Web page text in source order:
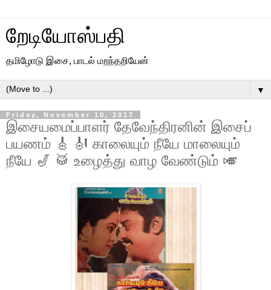
றேடியோஸ்பதி
தமிழோடு இசை, பாடல் மறந்தறியேன்
▼
Friday, November 10, 2017
இசையமைப்பாளர் தேவேந்திரனின் இசைப்
பயணம் 🎸 🎻 காலையும் நீயே மாலையும்
நீயே 🎷 🥁 உழைத்து வாழ வேண்டும் 🎺